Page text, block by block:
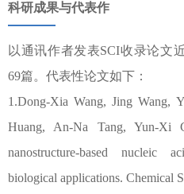
科研成果与代表作
以通讯作者发表SCI收录论文
69篇。代表性论文如下：
1.Dong-Xia Wang, Jing Wang,
Huang, An-Na Tang, Yun-
nanostructure-based nucleic
biological applications. Chemical